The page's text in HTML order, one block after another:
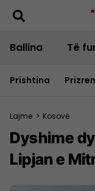
Ballina Të
Prishtina
Lajme > Kosovë
Dyshime
Lipjan e